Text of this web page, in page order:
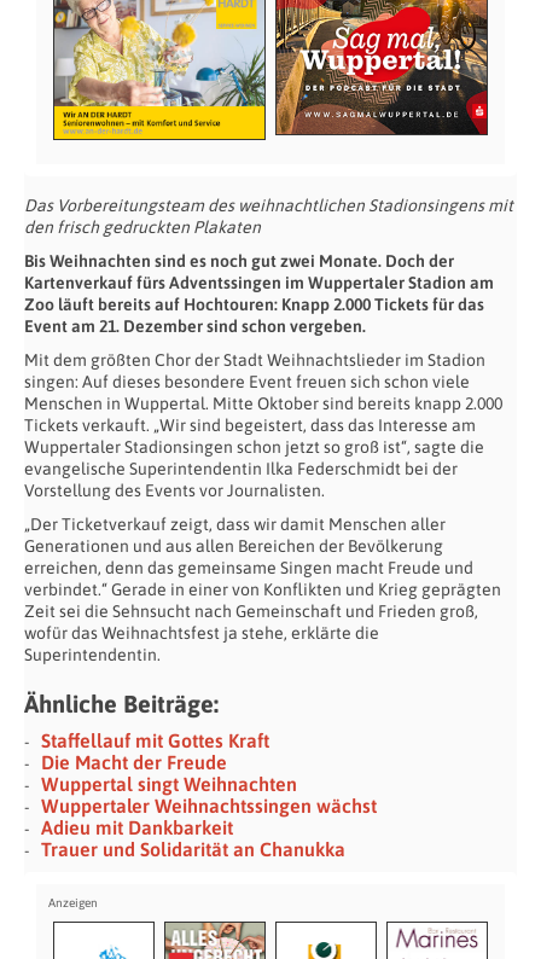
Das Vorbereitungsteam des weihnachtlichen Stadionsingens mit
den frisch gedruckten Plakaten
Bis Weihnachten sind es noch gut zwei Monate. Doch der
Kartenverkauf fürs Adventssingen im Wuppertaler Stadion am
Zoo läuft bereits auf Hochtouren: Knapp 2.000 Tickets für das
Event am 21. Dezember sind schon vergeben.
Mit dem größten Chor der Stadt Weihnachtslieder im Stadion
singen: Auf dieses besondere Event freuen sich schon viele
Menschen in Wuppertal. Mitte Oktober sind bereits knapp 2.000
Tickets verkauft. „Wir sind begeistert, dass das Interesse am
Wuppertaler Stadionsingen schon jetzt so groß ist“, sagte die
evangelische Superintendentin Ilka Federschmidt bei der
Vorstellung des Events vor Journalisten.
„Der Ticketverkauf zeigt, dass wir damit Menschen aller
Generationen und aus allen Bereichen der Bevölkerung
erreichen, denn das gemeinsame Singen macht Freude und
verbindet.“ Gerade in einer von Konflikten und Krieg geprägten
Zeit sei die Sehnsucht nach Gemeinschaft und Frieden groß,
wofür das Weihnachtsfest ja stehe, erklärte die
Superintendentin.
Ähnliche Beiträge:
Staffellauf mit Gottes Kraft
Die Macht der Freude
Wuppertal singt Weihnachten
Wuppertaler Weihnachtssingen wächst
Adieu mit Dankbarkeit
Trauer und Solidarität an Chanukka